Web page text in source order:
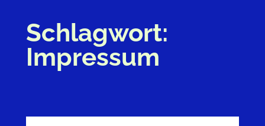
Schlagwort:
Impressum